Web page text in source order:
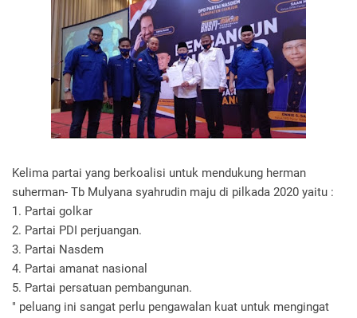
Kelima partai yang berkoalisi untuk mendukung herman
suherman- Tb Mulyana syahrudin maju di pilkada 2020 yaitu :
1. Partai golkar
2. Partai PDI perjuangan.
3. Partai Nasdem
4. Partai amanat nasional
5. Partai persatuan pembangunan.
" peluang ini sangat perlu pengawalan kuat untuk mengingat